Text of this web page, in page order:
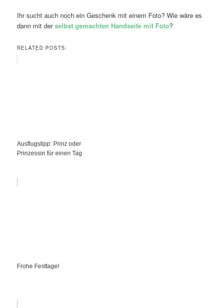
Ihr sucht auch noch ein Geschenk mit einem Foto? Wie wäre es
dann mit derselbst gemachten Handseife mit Foto?
RELATED POSTS:
Ausflugstipp: Prinz oder
Prinzessin für einen Tag
Frohe Festtage!